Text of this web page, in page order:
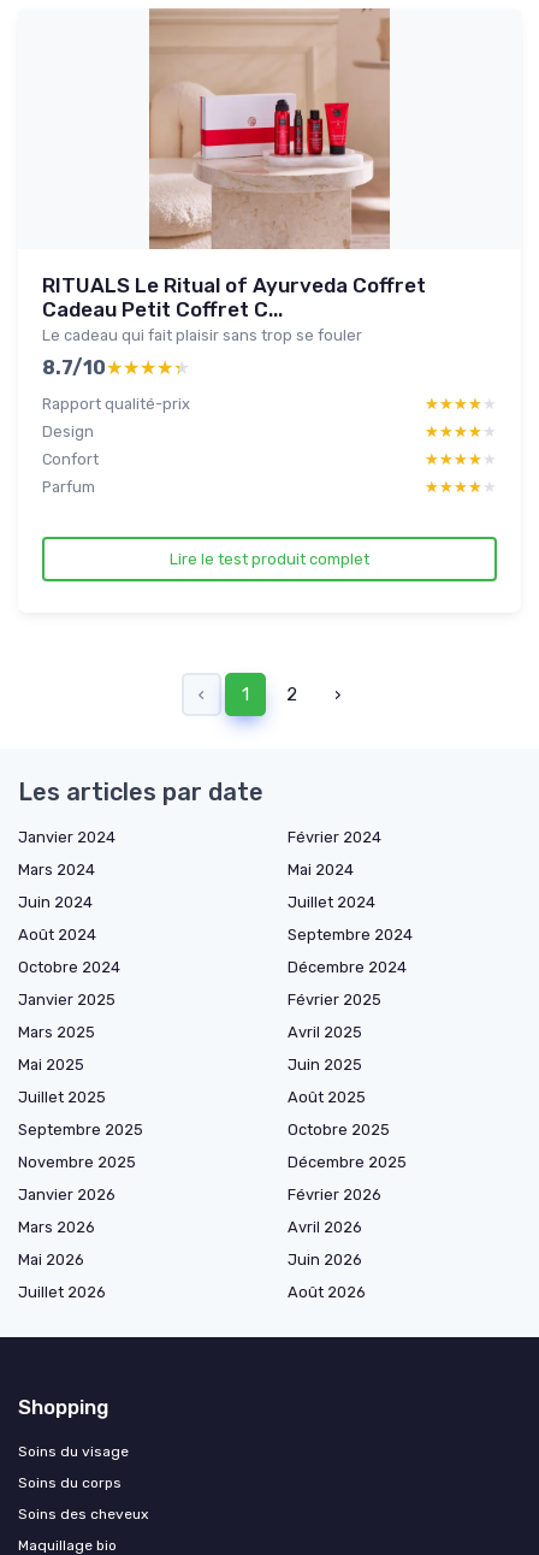
RITUALS Le Ritual of Ayurveda Coffret
Cadeau Petit Coffret C...
Le cadeau qui fait plaisir sans trop se fouler
8.7/10★★★★★
★★★★★
Rapport qualité-prix ★★★★★
★★★★★
Design
★★★★★
★★★★★
Confort
★★★★★
★★★★★
Parfum
★★★★★
★★★★★
Lire le test produit complet
‹ 1 2 ›
Les articles par date
Janvier 2024
Février 2024
Mars 2024
Mai 2024
Juin 2024
Juillet 2024
Août 2024
Septembre 2024
Octobre 2024
Décembre 2024
Janvier 2025
Février 2025
Mars 2025
Avril 2025
Mai 2025
Juin 2025
Juillet 2025
Août 2025
Septembre 2025
Octobre 2025
Novembre 2025
Décembre 2025
Janvier 2026
Février 2026
Mars 2026
Avril 2026
Mai 2026
Juin 2026
Juillet 2026
Août 2026
Shopping
Soins du visage
Soins du corps
Soins des cheveux
Maquillage bio